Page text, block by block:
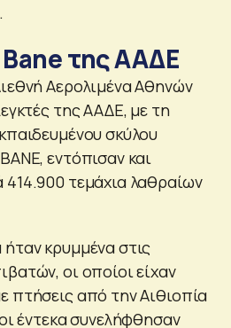
Bane της ΑΑΔΕ
Αερολιμένα Αθηνών
της ΑΑΔΕ, με τη
σκύλου
εντόπισαν και
414.900 τεμάχια λαθραίων
κρυμμένα στις
οι οποίοι είχαν
πτήσεις από την Αιθιοπία
έντεκα συνελήφθησαν